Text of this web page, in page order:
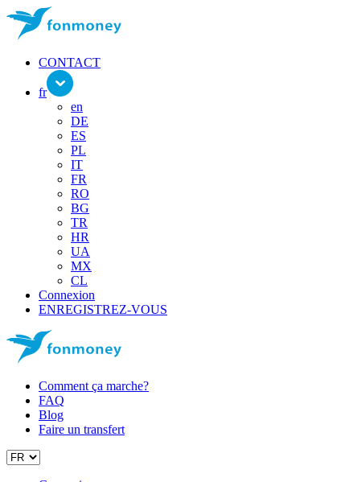
CONTACT
fr
en
DE
ES
PL
IT
FR
RO
BG
TR
HR
UA
MX
CL
Connexion
ENREGISTREZ-VOUS
Comment ça marche?
FAQ
Blog
Faire un transfert